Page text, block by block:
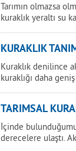
Tarımın olmazsa
kuraklık yeraltı su
KURAKLIK
Kuraklık denilince
kuraklığı daha
TARIMSAL
İçinde
derecelere ulaştı.